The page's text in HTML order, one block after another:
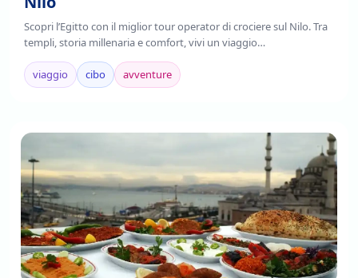
Scopri l’Egitto con il miglior tour operator di crociere sul Nilo. Tra
templi, storia millenaria e comfort, vivi un viaggio
indimenticabile.Prenota ora!
viaggio
cibo avventure